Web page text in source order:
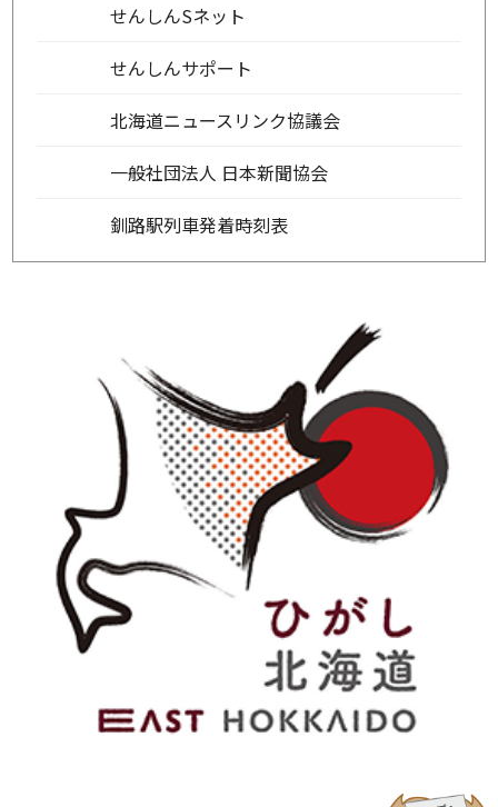
せんしんSネット
せんしんサポート
北海道ニュースリンク協議会
一般社団法人 日本新聞協会
釧路駅列車発着時刻表